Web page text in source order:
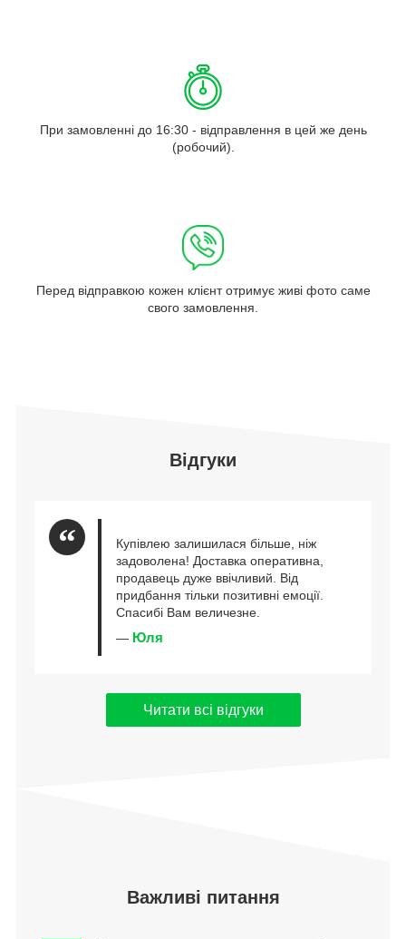
При замовленні до 16:30 - відправлення в цей же день
(робочий).
Перед відправкою кожен клієнт отримує живі фото саме
свого замовлення.
Відгуки
Купівлею залишилася більше, ніж
задоволена! Доставка оперативна,
продавець дуже ввічливий. Від
придбання тільки позитивні емоції.
Спасибі Вам величезне.
— Юля
Читати всі відгуки
Важливі питання